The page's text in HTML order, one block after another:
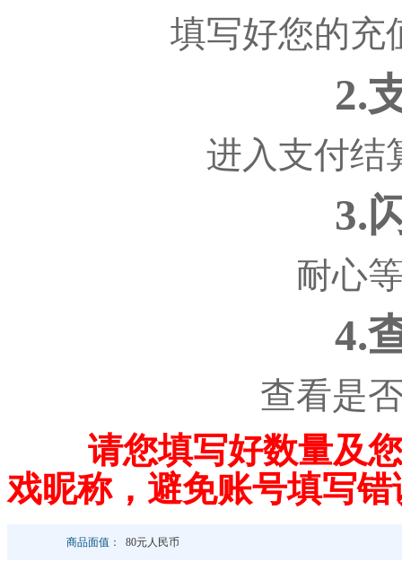
填写好您的充
2.
进入支付结
3.
耐心
4.
查看是
请您填写好数量及
戏昵称，避免账号填写
商品面值： 80元人民币